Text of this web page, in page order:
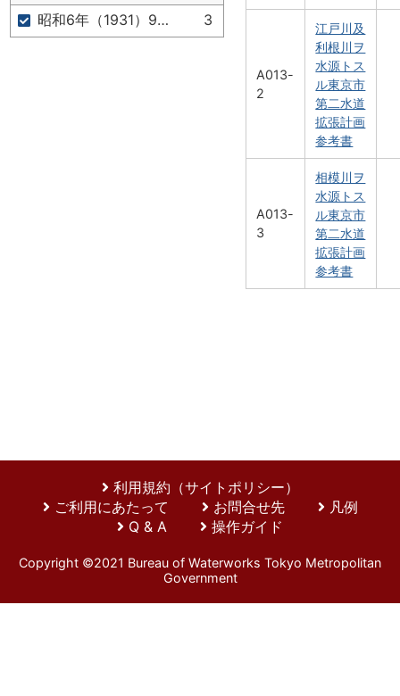
昭和6年（1931）9月か 3
A013-
2
江戸川及
利根川ヲ
水源トス
ル東京市
第二水道
拡張計画
参考書
A013-
3
相模川ヲ
水源トス
ル東京市
第二水道
拡張計画
参考書
利用規約（サイトポリシー）
ご利用にあたって
お問合せ先
凡例
Q & A
操作ガイド
Copyright ©2021 Bureau of Waterworks Tokyo Metropolitan
Government